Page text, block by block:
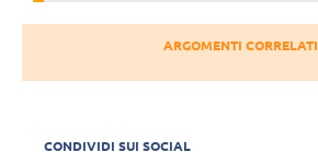
ARGOMENTI CORRELATI
CONDIVIDI SUI SOCIAL